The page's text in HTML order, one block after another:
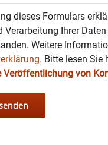
dieses Formulars
Verarbeitung Ihrer
Weitere
Bitte lesen Sie
Veröffentlichung von